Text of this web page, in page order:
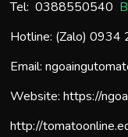
Tel: 0388550540
Hotline: (Zalo) 0934
Email:
Website: https://
http://